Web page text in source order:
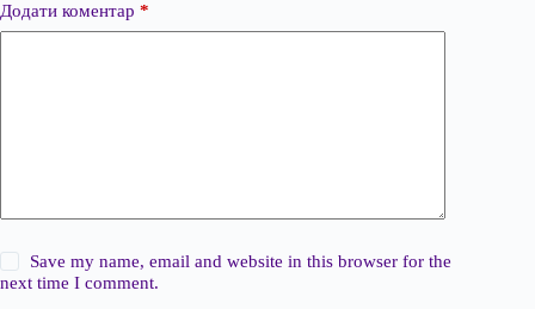
Додати коментар *
Save my name, email and website in this browser for the
next time I comment.